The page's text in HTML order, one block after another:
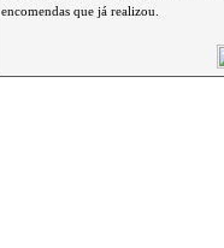
encomendas que já realizou.